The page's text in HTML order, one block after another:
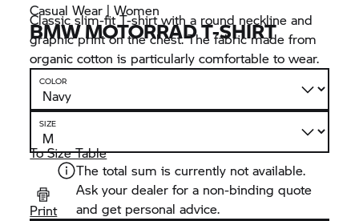
Casual Wear | Women
BMW MOTORRADT-SHIRT
Classic slim-fit T-shirt with a round neckline and
graphic print on the chest. The fabric made from
organic cotton is particularly comfortable to wear.
COLOR
SIZE
To Size Table
Print
The total sum is currently not available.
Ask your dealer for a non-binding quote
and get personal advice.